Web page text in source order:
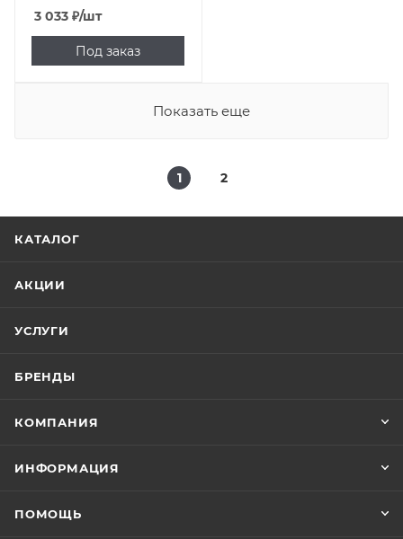
3 033 ₽/шт
Под заказ
Показать еще
1 2
КАТАЛОГ
АКЦИИ
УСЛУГИ
БРЕНДЫ
КОМПАНИЯ
ИНФОРМАЦИЯ
ПОМОЩЬ